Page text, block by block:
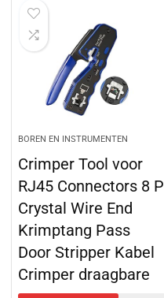
BOREN EN INSTRUMENTEN
Crimper Tool voor
RJ45 Connectors 8 P
Crystal Wire End
Krimptang Pass
Door Stripper Kabel
Crimper draagbare